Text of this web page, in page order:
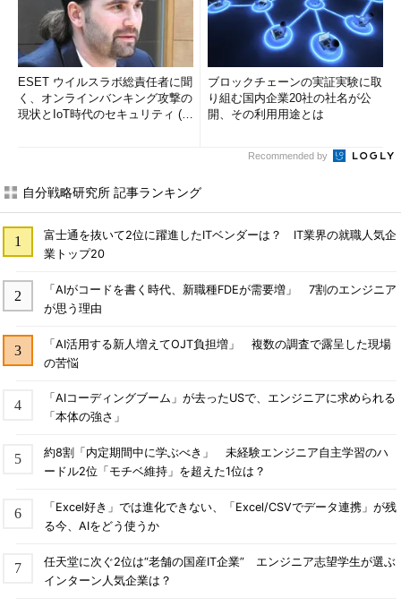
ESET ウイルスラボ総責任者に聞
く、オンラインバンキング攻撃の
現状とIoT時代のセキュリティ (1/
ブロックチェーンの実証実験に取
り組む国内企業20社の社名が公
開、その利用用途とは
Recommended by
自分戦略研究所 記事ランキング
富士通を抜いて2位に躍進したITベンダーは？ IT業界の就職人気企
業トップ20
「AIがコードを書く時代、新職種FDEが需要増」 7割のエンジニア
が思う理由
「AI活用する新人増えてOJT負担増」 複数の調査で露呈した現場
の苦悩
「AIコーディングブーム」が去ったUSで、エンジニアに求められる
「本体の強さ」
約8割「内定期間中に学ぶべき」 未経験エンジニア自主学習のハ
ードル2位「モチベ維持」を超えた1位は？
「Excel好き」では進化できない、「Excel/CSVでデータ連携」が残
る今、AIをどう使うか
任天堂に次ぐ2位は“老舗の国産IT企業” エンジニア志望学生が選ぶ
インターン人気企業は？